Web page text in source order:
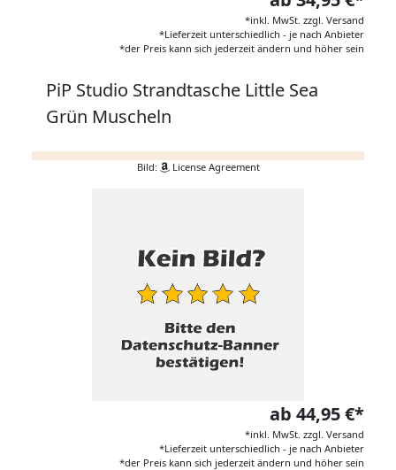
*inkl. MwSt. zzgl. Versand
*Lieferzeit unterschiedlich - je nach Anbieter
*der Preis kann sich jederzeit ändern und höher sein
PiP Studio Strandtasche Little Sea
Grün Muscheln
Bild: License Agreement
ab 44,95 €*
*inkl. MwSt. zzgl. Versand
*Lieferzeit unterschiedlich - je nach Anbieter
*der Preis kann sich jederzeit ändern und höher sein